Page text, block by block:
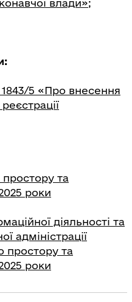
влади»;
1843/5 «Про внесення
та
роки
діяльності та
адміністрації
простору та
роки